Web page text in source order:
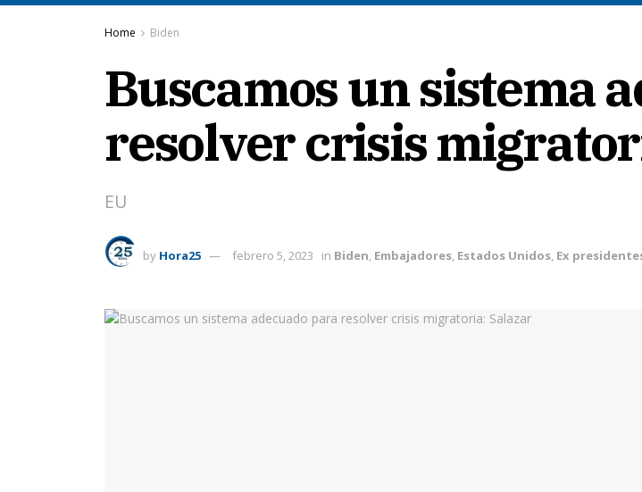
Home Biden
Buscamos un sistema
resolver crisis
EU
by Hora25 febrero 5, 2023 in Biden, Embajadores, Estados Unidos, Ex